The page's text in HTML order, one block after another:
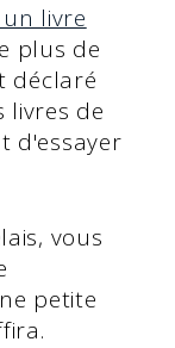
livre
plus de
déclaré
livres de
d'essayer
vous
petite